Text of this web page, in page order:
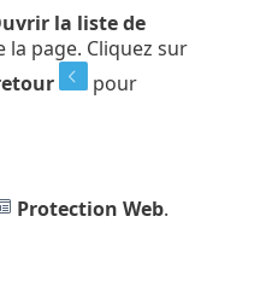
la liste de
page. Cliquez sur
pour
Protection Web.